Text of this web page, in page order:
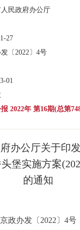
专题公开
法人服务
民政府办公厅
27
〔2022〕 4号
01
2022年 第16期(总第
办公厅关于印
堡实施方案
的通知
京政办发〔2022〕4号